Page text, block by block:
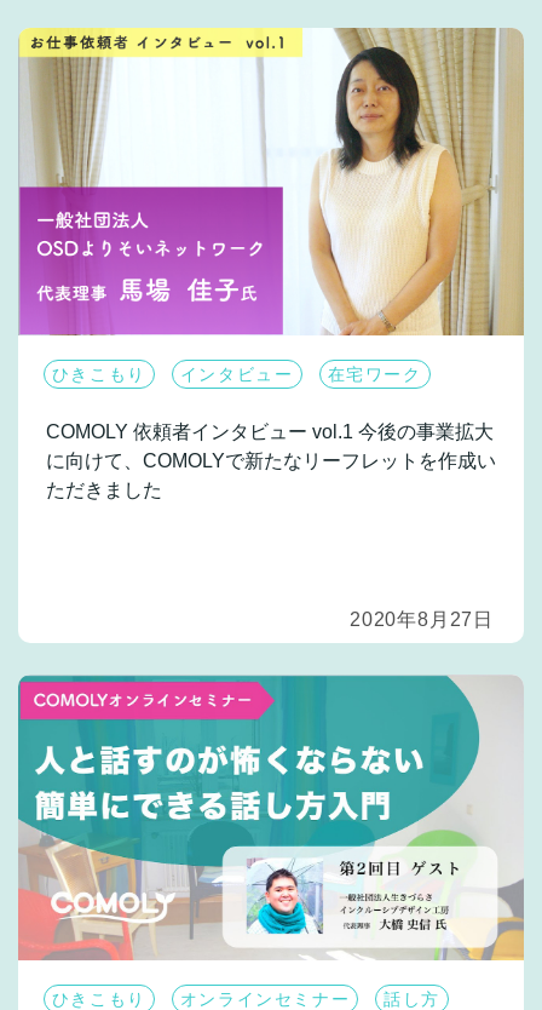
ひきこもり インタビュー 在宅ワーク
COMOLY 依頼者インタビュー vol.1 今後の事業拡大
に向けて、COMOLYで新たなリーフレットを作成い
ただきました
2020年8月27日
ひきこもり オンラインセミナー 話し方